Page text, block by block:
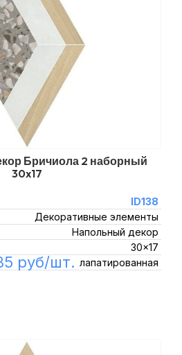
Бричиола 2 наборный
30x17
ID138
Декоративные элементы
Напольный декор
30x17
лапатированная
руб/шт.